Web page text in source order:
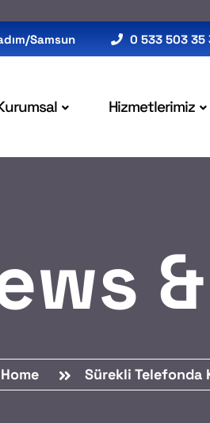
Samsun 0 533 503 35
Hizmetlerimiz
Home Sürekli Telefonda